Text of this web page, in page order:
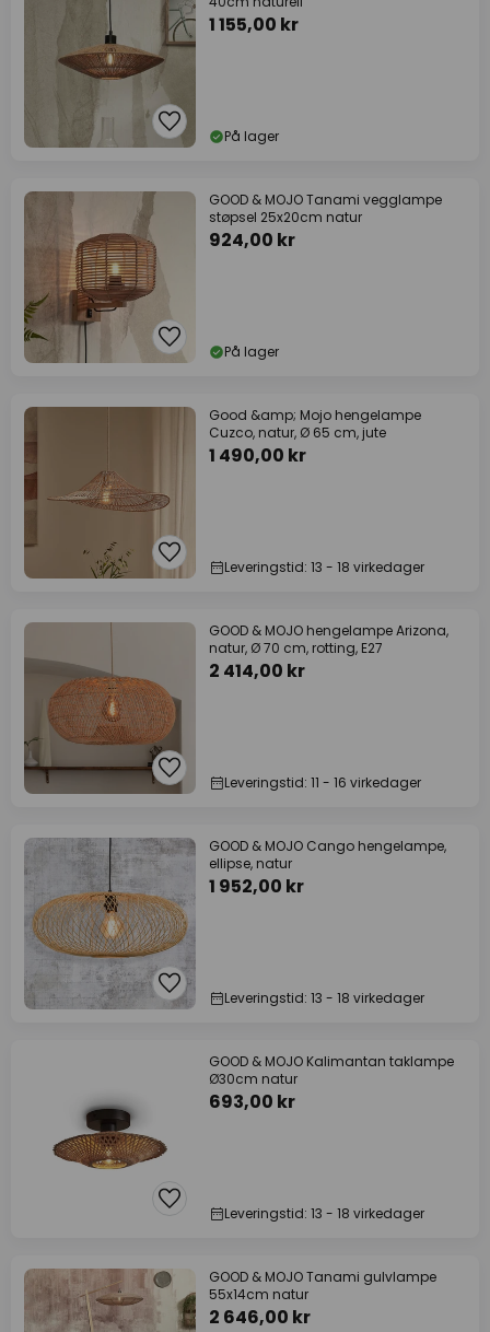
1 155,00 kr
På lager
GOOD & MOJO Tanami vegglampe
støpsel 25x20cm natur
924,00 kr
På lager
Good &amp; Mojo hengelampe
Cuzco, natur, Ø 65 cm, jute
1 490,00 kr
Leveringstid: 13 - 18 virkedager
GOOD & MOJO hengelampe Arizona,
natur, Ø 70 cm, rotting, E27
2 414,00 kr
Leveringstid: 11 - 16 virkedager
GOOD & MOJO Cango hengelampe,
ellipse, natur
1 952,00 kr
Leveringstid: 13 - 18 virkedager
GOOD & MOJO Kalimantan taklampe
Ø30cm natur
693,00 kr
Leveringstid: 13 - 18 virkedager
GOOD & MOJO Tanami gulvlampe
55x14cm natur
2 646,00 kr